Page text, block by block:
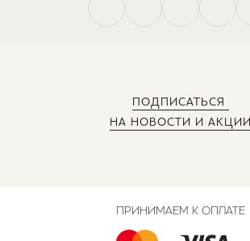
ПОДПИСАТЬСЯ
НА НОВОСТИ И АКЦИИ
ПРИНИМАЕМ К ОПЛАТЕ